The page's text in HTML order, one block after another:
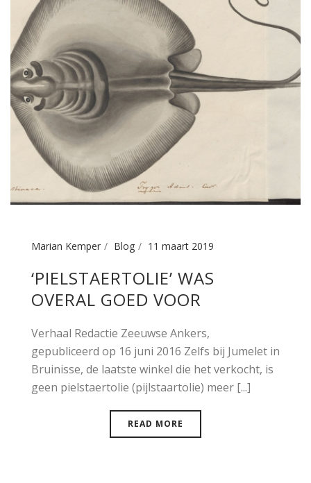
Marian Kemper Blog 11 maart 2019
‘PIELSTAERTOLIE’ WAS
OVERAL GOED VOOR
Verhaal Redactie Zeeuwse Ankers,
gepubliceerd op 16 juni 2016 Zelfs bij Jumelet in
Bruinisse, de laatste winkel die het verkocht, is
geen pielstaertolie (pijlstaartolie) meer [...]
READ MORE